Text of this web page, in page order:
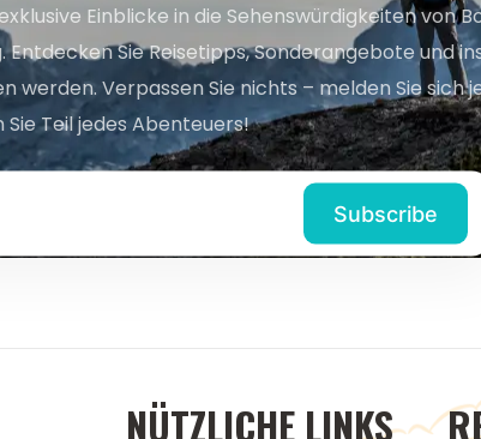
Einblicke in die Sehenswürdigkeiten von
Sie Reisetipps, Sonderangebote und
werden. Verpassen Sie nichts – melden Sie sich
Sie Teil jedes Abenteuers!
NÜTZLICHE LINKS